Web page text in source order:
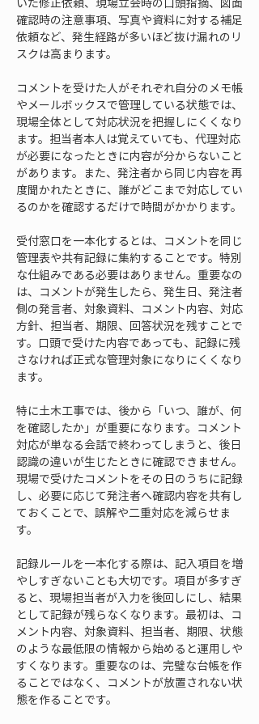
確認時の注意事項、写真や資料に対する補足
依頼など、発生経路が多いほど抜け漏れのリ
スクは高まります。
コメントを受けた人がそれぞれ自分のメモ帳
やメールボックスで管理している状態では、
現場全体として対応状況を把握しにくくなり
ます。担当者本人は覚えていても、代理対応
が必要になったときに内容が分からないこと
があります。また、発注者から同じ内容を再
度聞かれたときに、誰がどこまで対応してい
るのかを確認するだけで時間がかかります。
受付窓口を一本化するとは、コメントを同じ
管理表や共有記録に集約することです。特別
な仕組みである必要はありません。重要なの
は、コメントが発生したら、発生日、発注者
側の発言者、対象資料、コメント内容、対応
方針、担当者、期限、回答状況を残すことで
す。口頭で受けた内容であっても、記録に残
さなければ正式な管理対象になりにくくなり
ます。
特に土木工事では、後から「いつ、誰が、何
を確認したか」が重要になります。コメント
対応が単なる会話で終わってしまうと、後日
認識の違いが生じたときに確認できません。
現場で受けたコメントをその日のうちに記録
し、必要に応じて発注者へ確認内容を共有し
ておくことで、誤解や二重対応を減らせま
す。
記録ルールを一本化する際は、記入項目を増
やしすぎないことも大切です。項目が多すぎ
ると、現場担当者が入力を後回しにし、結果
として記録が残らなくなります。最初は、コ
メント内容、対象資料、担当者、期限、状態
のような最低限の情報から始めると運用しや
すくなります。重要なのは、完璧な台帳を作
ることではなく、コメントが放置されない状
態を作ることです。